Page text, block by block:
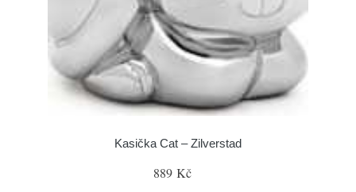
Kasička Cat – Zilverstad
889 Kč